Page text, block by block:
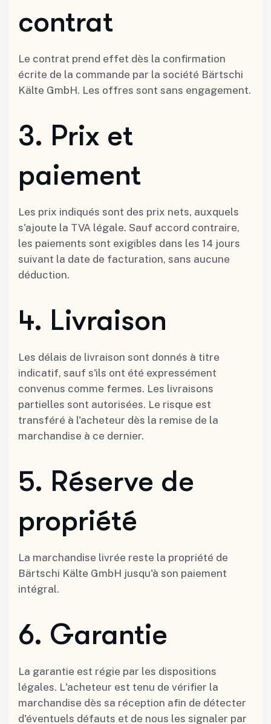
contrat
Le contrat prend effet dès la confirmation
écrite de la commande par la société Bärtschi
Kälte GmbH. Les offres sont sans engagement.
3.⁠ ⁠Prix et
paiement
Les prix indiqués sont des prix nets, auxquels
s'ajoute la TVA légale. Sauf accord contraire,
les paiements sont exigibles dans les 14 jours
suivant la date de facturation, sans aucune
déduction.
4.⁠ ⁠Livraison
Les délais de livraison sont donnés à titre
indicatif, sauf s'ils ont été expressément
convenus comme fermes. Les livraisons
partielles sont autorisées. Le risque est
transféré à l'acheteur dès la remise de la
marchandise à ce dernier.
5.⁠ ⁠Réserve de
propriété
La marchandise livrée reste la propriété de
Bärtschi Kälte GmbH jusqu'à son paiement
intégral.
6.⁠ ⁠Garantie
La garantie est régie par les dispositions
légales. L'acheteur est tenu de vérifier la
marchandise dès sa réception afin de détecter
d'éventuels défauts et de nous les signaler par